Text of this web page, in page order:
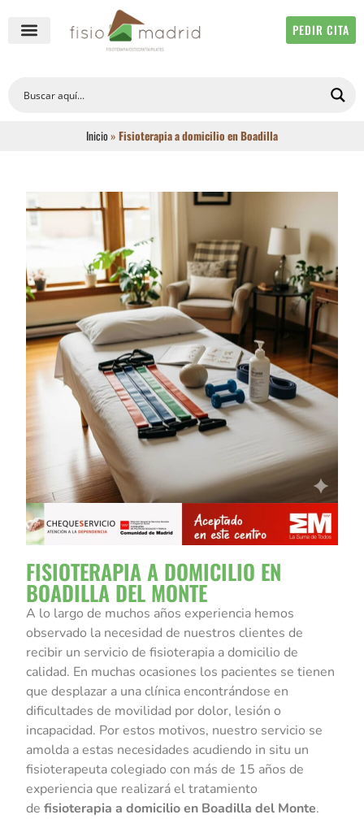
PEDIR CITA
Inicio» Fisioterapia a domicilio en Boadilla
FISIOTERAPIA A DOMICILIO EN
BOADILLA DEL MONTE
A lo largo de muchos años experiencia hemos
observado la necesidad de nuestros clientes de
recibir un servicio de fisioterapia a domicilio de
calidad. En muchas ocasiones los pacientes se tienen
que desplazar a una clínica encontrándose en
dificultades de movilidad por dolor, lesión o
incapacidad. Por estos motivos, nuestro servicio se
amolda a estas necesidades acudiendo in situ un
fisioterapeuta colegiado con más de 15 años de
experiencia que realizará el tratamiento
defisioterapia a domicilio en Boadilla del Monte.